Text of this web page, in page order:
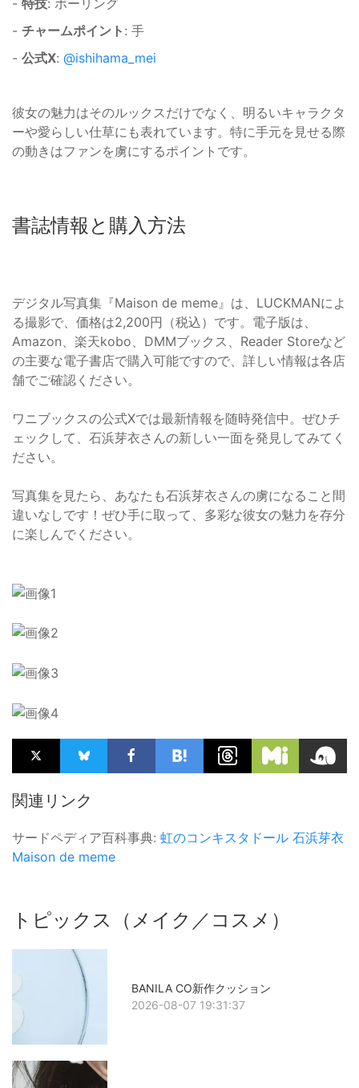
- 特技: ボーリング
- チャームポイント : 手
- 公式X: @ishihama_mei
彼女の魅力はそのルックスだけでなく、明るいキャラクタ
ーや愛らしい仕草にも表れています。特に手元を見せる際
の動きはファンを虜にするポイントです。
書誌情報と購入方法
デジタル写真集『Maison de meme』は、LUCKMANによ
る撮影で、価格は2,200円（税込）です。電子版は、
Amazon、楽天kobo、DMMブックス、Reader Storeなど
の主要な電子書店で購入可能ですので、詳しい情報は各店
舗でご確認ください。
ワニブックスの公式Xでは最新情報を随時発信中。ぜひチ
ェックして、石浜芽衣さんの新しい一面を発見してみてく
ださい。
写真集を見たら、あなたも石浜芽衣さんの虜になること間
違いなしです！ぜひ手に取って、多彩な彼女の魅力を存分
に楽しんでください。
関連リンク
サードペディア百科事典: 虹のコンキスタドール 石浜芽衣
Maison de meme
トピックス（メイク／コスメ）
BANILA CO新作クッション
2026-08-07 19:31:37